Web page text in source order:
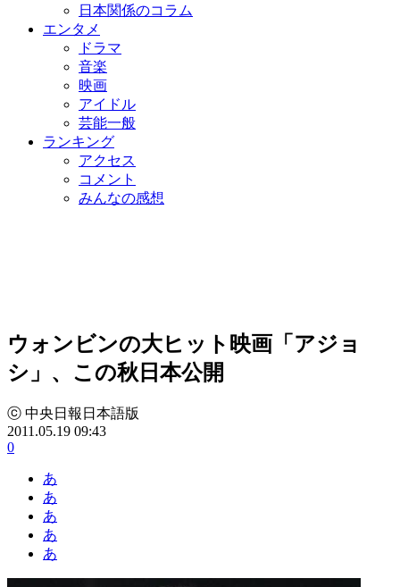
日本関係のコラム
エンタメ
ドラマ
音楽
映画
アイドル
芸能一般
ランキング
アクセス
コメント
みんなの感想
ウォンビンの大ヒット映画「アジョ
シ」、この秋日本公開
ⓒ 中央日報日本語版
2011.05.19 09:43
0
あ
あ
あ
あ
あ